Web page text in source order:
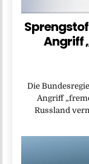
Angriff
Die
Angriff
Russland